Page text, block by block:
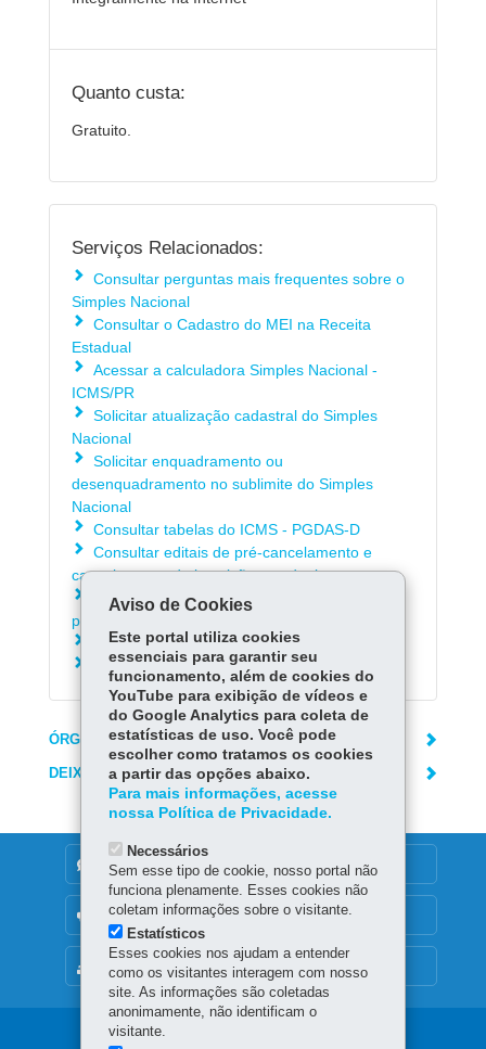
Quanto custa:
Gratuito.
Serviços Relacionados:
Consultar perguntas mais frequentes sobre o
Simples Nacional
Consultar o Cadastro do MEI na Receita
Estadual
Acessar a calculadora Simples Nacional -
ICMS/PR
Solicitar atualização cadastral do Simples
Nacional
Solicitar enquadramento ou
desenquadramento no sublimite do Simples
Nacional
Consultar tabelas do ICMS - PGDAS-D
Consultar editais de pré-cancelamento e
cancelamento da inscrição estadual
Consultar termos de indeferimento da opção
pelo Simples Nacional
Saber como entregar a DeSTDA - Sedif/SN
Consultar Legislação Tributária
ÓRGÃO RESPONSÁVEL
DEIXE SUA OPINIÃO
MAPA DO SITE
DENUNCIE CORRUPÇÃO
OUVIDORIA
Aviso de Cookies
Este portal utiliza cookies
essenciais para garantir seu
funcionamento, além de cookies do
YouTube para exibição de vídeos e
do Google Analytics para coleta de
estatísticas de uso. Você pode
escolher como tratamos os cookies
a partir das opções abaixo.
Para mais informações, acesse
nossa Política de Privacidade.
Necessários
Sem esse tipo de cookie, nosso portal não
funciona plenamente. Esses cookies não
coletam informações sobre o visitante.
Estatísticos
Esses cookies nos ajudam a entender
como os visitantes interagem com nosso
site. As informações são coletadas
anonimamente, não identificam o
visitante.